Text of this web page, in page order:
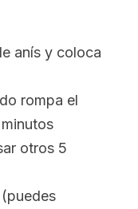
anís y coloca
rompa el
otros 5